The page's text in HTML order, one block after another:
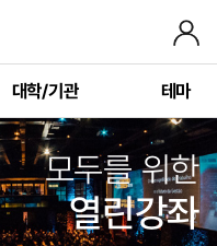
대학/기관 테마
모두를 위한
열린강좌